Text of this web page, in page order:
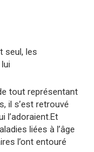
seul, les
tout représentant
il s’est retrouvé
l’adoraient.Et
liées à l’âge
l’ont entouré